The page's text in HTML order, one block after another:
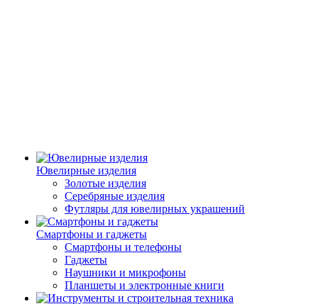
Ювелирные изделия
Золотые изделия
Серебряные изделия
Футляры для ювелирных украшений
Смартфоны и гаджеты
Смартфоны и телефоны
Гаджеты
Наушники и микрофоны
Планшеты и электронные книги